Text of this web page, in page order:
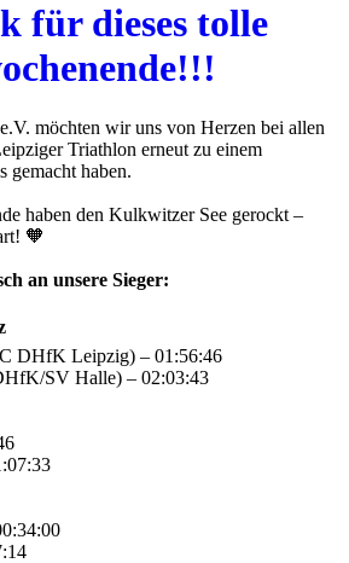
für dieses tolle
möchten wir uns von Herzen bei allen
Triathlon erneut zu einem
gemacht haben.
haben den Kulkwitzer See gerockt –
🧡
an unsere Sieger:
DHfK Leipzig) – 01:56:46
SV Halle) – 02:03:43